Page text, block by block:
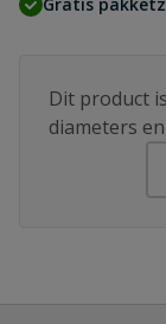
Dit product
diameters